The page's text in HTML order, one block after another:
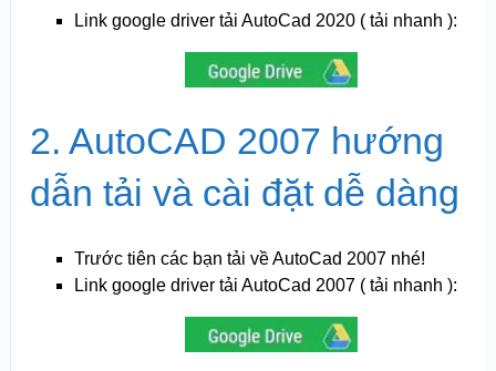
Link google driver tải AutoCad 2020 ( tải nhanh ):
2. AutoCAD 2007 hướng
dẫn tải và cài đặt dễ dàng
Trước tiên các bạn tải về AutoCad 2007 nhé!
Link google driver tải AutoCad 2007 ( tải nhanh ):